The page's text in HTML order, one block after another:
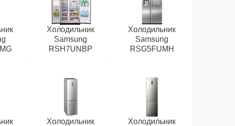
Холодильник
Samsung
RSH7UNBP
Холодильник
Samsung
RSG5FUMH
Холодильник
Холодильник